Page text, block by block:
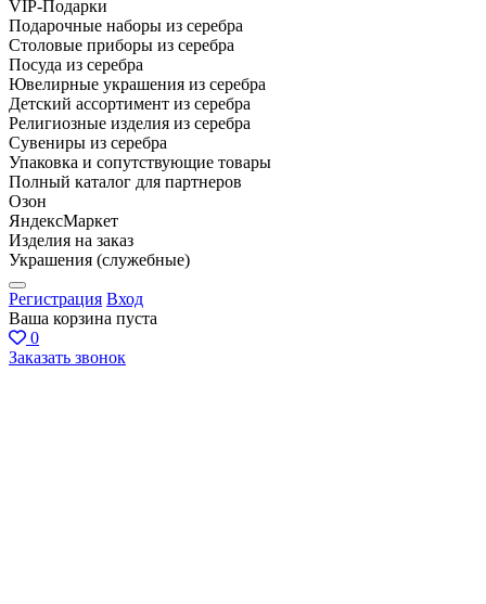
VIP-Подарки
Подарочные наборы из серебра
Столовые приборы из серебра
Посуда из серебра
Ювелирные украшения из серебра
Детский ассортимент из серебра
Религиозные изделия из серебра
Сувениры из серебра
Упаковка и сопутствующие товары
Полный каталог для партнеров
Озон
ЯндексМаркет
Изделия на заказ
Украшения (служебные)
Регистрация Вход
Ваша корзина пуста
0
Заказать звонок